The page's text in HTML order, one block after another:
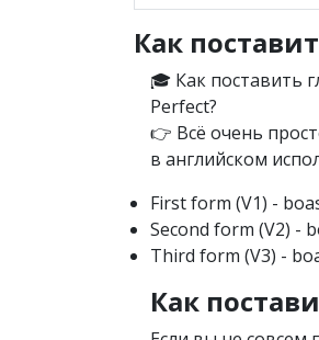
Как
🎓 Как поставить
Perfect?
👉 Всё очень
в английском
First form (V1) -
Second form (V2) -
Third form (V3) -
Как